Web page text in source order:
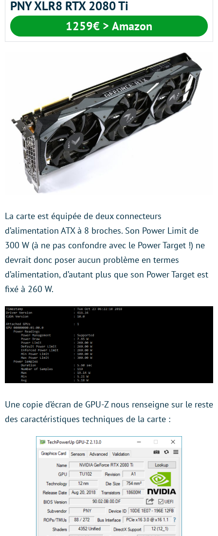
PNY XLR8 RTX 2080 Ti
1259€ > Amazon
La carte est équipée de deux connecteurs
d’alimentation ATX à 8 broches. Son Power Limit de
300 W (à ne pas confondre avec le Power Target !) ne
devrait donc poser aucun problème en termes
d’alimentation, d’autant plus que son Power Target est
fixé à 260 W.
Une copie d’écran de GPU-Z nous renseigne sur le reste
des caractéristiques techniques de la carte :